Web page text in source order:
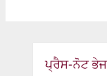
ਪ੍ਰੈਸ-ਨੋਟ